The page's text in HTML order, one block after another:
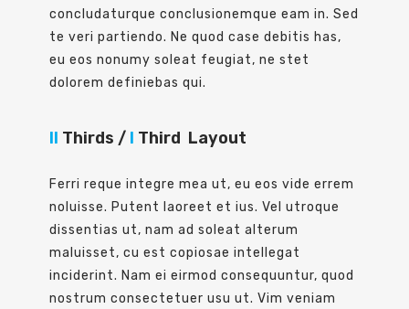
concludaturque conclusionemque eam in. Sed
te veri partiendo. Ne quod case debitis has,
eu eos nonumy soleat feugiat, ne stet
dolorem definiebas qui.
II Thirds / I Third Layout
Ferri reque integre mea ut, eu eos vide errem
noluisse. Putent laoreet et ius. Vel utroque
dissentias ut, nam ad soleat alterum
maluisset, cu est copiosae intellegat
inciderint. Nam ei eirmod consequuntur, quod
nostrum consectetuer usu ut. Vim veniam